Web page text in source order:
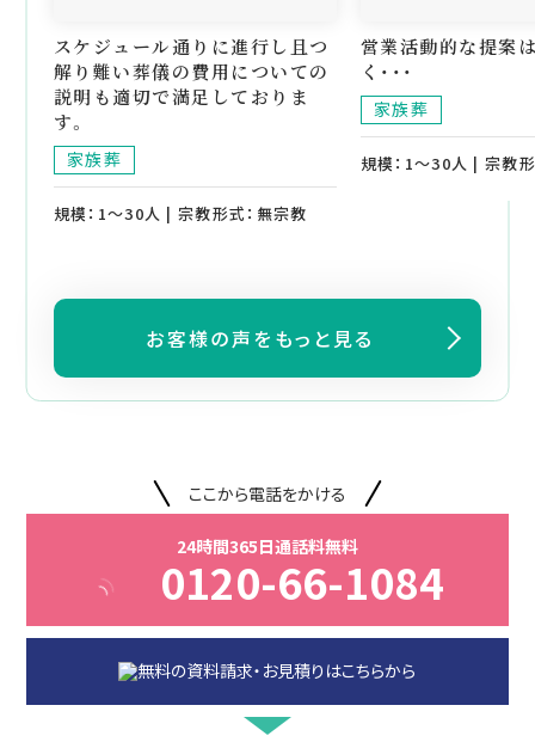
スケジュール通りに進行し且つ
解り難い葬儀の費用についての
説明も適切で満足しておりま
す。
家族葬
規模：1～30人 | 宗教形式：無宗教
営業活動的な提案
く・・・
家族葬
規模：1～30人 | 宗教
お客様の声をもっと見る
ここから電話をかける
24時間365日通話料無料
0120-66-1084